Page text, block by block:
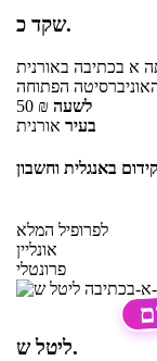
שקד כ.
א בכתיבה באורנית
הפתוחה
50 ₪ לשעה
בעיר אורנית
באנגלית וחשבון
לפרופיל המלא
אונליין
פרונטלי
ליטל ש.